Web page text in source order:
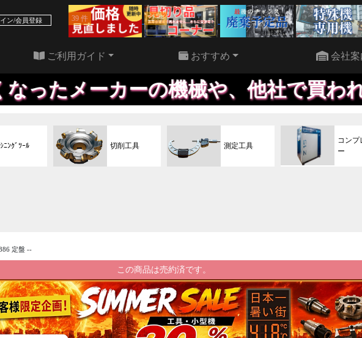
ン/会員登録 39 件 22 件
ご利用ガイド おすすめ 会社案
械や、他社で買われた機械でも、
ﾆﾝｸﾞﾂｰﾙ 切削工具 測定工具
コンプ
ー
定盤 --
この商品は売約済です。